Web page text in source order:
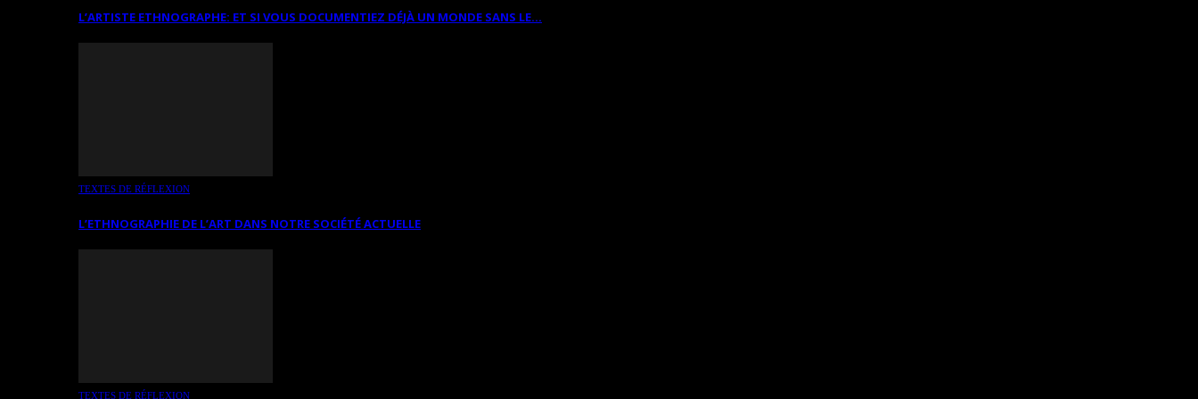
L’ARTISTE ETHNOGRAPHE: ET SI VOUS DOCUMENTIEZ DÉJÀ UN MONDE SANS LE…
TEXTES DE RÉFLEXION
L’ETHNOGRAPHIE DE L’ART DANS NOTRE SOCIÉTÉ ACTUELLE
TEXTES DE RÉFLEXION